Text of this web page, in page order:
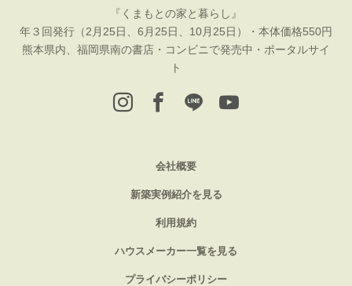
『くまもとの家と暮らし』
年３回発行（2月25日、6月25日、10月25日）・本体価格550円
熊本県内、福岡県南の書店・コンビニで発売中・ポータルサイ
ト
会社概要
新築実例紹介を見る
利用規約
ハウスメーカー一覧を見る
プライバシーポリシー